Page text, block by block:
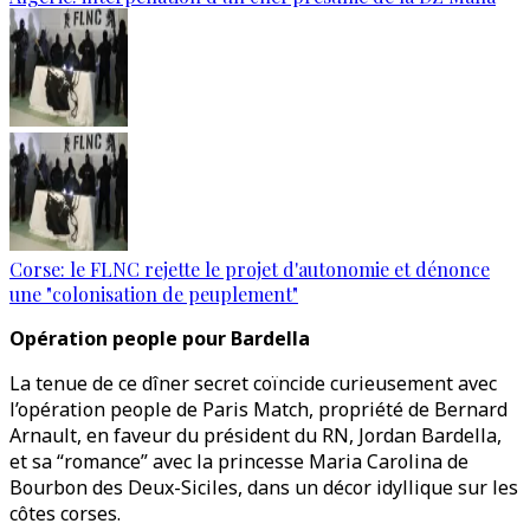
Corse: le FLNC rejette le projet d'autonomie et dénonce
une "colonisation de peuplement"
Opération people pour Bardella
La tenue de ce dîner secret coïncide curieusement avec
l’opération people de Paris Match, propriété de Bernard
Arnault, en faveur du président du RN, Jordan Bardella,
et sa “romance” avec la princesse Maria Carolina de
Bourbon des Deux-Siciles, dans un décor idyllique sur les
côtes corses.